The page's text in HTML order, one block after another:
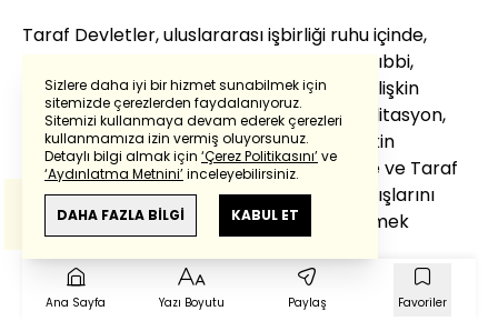
Taraf Devletler, uluslararası işbirliği ruhu içinde,
özürlü çocukların koruyucu sıhhi bakımı, tıbbi,
psikolojik ve işlevsel tedavileri alanlarına ilişkin
gerekli bilgilerin alışverişi yanında, rehabilitasyon,
eğitim ve mesleki eğitim hizmetlerine ilişkin
yöntemlerin bilgilerini de içerecek şekilde ve Taraf
Devletlerin bu alanlardaki güçlerini, anlayışlarını
geliştirmek ve deneyimlerini zenginleştirmek
yararlanmayı teşvik ederler. Bu bakımdan,
gelişmekte olan ülkelerin gereksinimleri, özellikle
Ana Sayfa Yazı Boyutu Paylaş Favoriler
Sizlere daha iyi bir hizmet sunabilmek için
sitemizde çerezlerden faydalanıyoruz.
Sitemizi kullanmaya devam ederek çerezleri
kullanmamıza izin vermiş oluyorsunuz.
Detaylı bilgi almak için ‘Çerez Politikasını’ve
‘Aydınlatma Metnini’inceleyebilirsiniz.
DAHA FAZLA BİLGİ KABUL ET
Powered by Translate
Bu çevirideGoogle Transletekullanılmıştır.
Anlam ve çeviri hatalarından
haberturk.com
sorumlu değildir.